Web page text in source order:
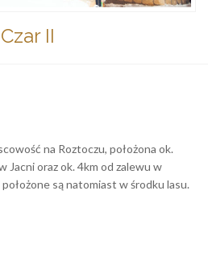
Czar II
na Roztoczu, położona ok.
Jacni oraz ok. 4km od zalewu w
są natomiast w środku lasu.